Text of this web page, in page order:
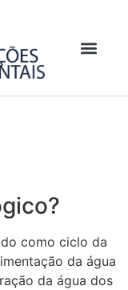
como ciclo da
da água
da água dos